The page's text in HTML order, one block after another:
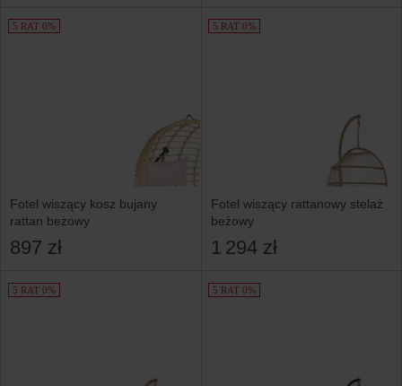
5 RAT 0%
Fotel wiszący kosz bujany
rattan beżowy
897 zł
5 RAT 0%
Fotel wiszący rattanowy stelaż
beżowy
1 294 zł
5 RAT 0% 5 RAT 0%